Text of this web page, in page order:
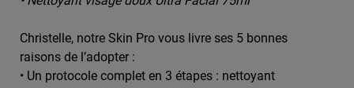
Christelle, notre Skin Pro vous livre ses 5 bonnes
raisons de l’adopter :
• Un protocole complet en 3 étapes : nettoyant